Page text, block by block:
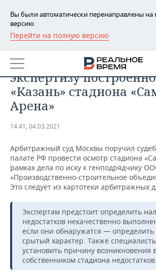
Вы были автоматически перенаправлены
версию.
Перейти на полную версию
РЕГИОНЫ
БАШКОРТОСТАН
ТАТАРСТАН
УДМУРТИЯ
НОВОСТИ
АНАЛИТИКА
НОВОСТИ АНАЛИТИКИ
ДЕКЛАРАЦИИ О ДОХОДАХ
КОРОЛИ ГОСЗАКАЗА ПФО
ВУЗЫ ТАТАРСТАНА
КОМУ ПРИНАДЛЕЖАТ
ТОРГОВЫЕ ЦЕНТРЫ
ТАТАРСТАНА
ЭКОНОМИКА
НОВОСТИ ЭКОНОМИКИ
ФИНАНСЫ
БАНКИ
БЮДЖЕТ
ИНВЕСТИЦИИ
ПРОМЫШЛЕННОСТЬ
НОВОСТИ
ПРОМЫШЛЕННОСТИ
АГРОПРОМ
МАШИНОСТРОЕНИЕ
НЕФТЕХИМИЯ
НЕФТЬ
НЕДВИЖИМОСТЬ
НОВОСТИ НЕДВИЖИМОСТИ
АВТО
НОВОСТИ АВТО
БИЗНЕС
НОВОСТИ БИЗНЕСА
РОЗНИЧНАЯ ТОРГОВЛЯ
ТРАНСПОРТ
ТЕХНОЛОГИИ
НОВОСТИ ТЕХНОЛОГИЙ
IT
МЕРОПРИЯТИЯ
НОВОСТИ МЕРОПРИЯТИЙ
СПОРТ
Суд назначил
экспертизу
«Казань» стадиона
Арена»
14:41, 04.03.2021
Арбитражный суд Москвы поручил
палате РФ провести осмотр стадиона
рамках дела по иску к генподрядчику
«Производственно-строительное
Это следует из картотеки арбитражных
Экспертам предстоит определить
недостатков некачественно
если они обнаружатся —
срытый характер. Также
установить причину возникновения
собственником стадиона недостатков.